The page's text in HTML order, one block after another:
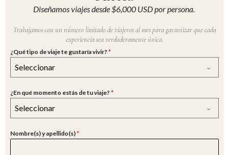
Diseñamos viajes desde $6,000 USD por persona.
Trabajamos con un número limitado de viajeros al mes para garantizar que cada
experiencia sea verdaderamente única.
¿Qué tipo de viaje te gustaría vivir? *
Seleccionar
¿En qué momento estás de tu viaje? *
Seleccionar
Nombre(s) y apellido(s)*